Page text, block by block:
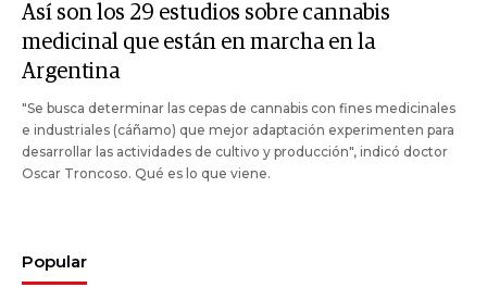
Así son los 29 estudios sobre cannabis
medicinal que están en marcha en la
Argentina
"Se busca determinar las cepas de cannabis con fines medicinales
e industriales (cáñamo) que mejor adaptación experimenten para
desarrollar las actividades de cultivo y producción", indicó doctor
Oscar Troncoso. Qué es lo que viene.
Popular